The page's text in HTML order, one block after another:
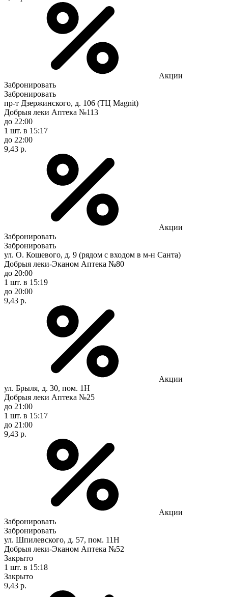
Акции
Забронировать
Забронировать
пр-т Дзержинского, д. 106 (ТЦ Magnit)
Добрыя леки Аптека №113
до 22:00
1 шт. в 15:17
до 22:00
9,43 р.
Акции
Забронировать
Забронировать
ул. О. Кошевого, д. 9 (рядом с входом в м-н Санта)
Добрыя леки-Эканом Аптека №80
до 20:00
1 шт. в 15:19
до 20:00
9,43 р.
Акции
ул. Брыля, д. 30, пом. 1Н
Добрыя леки Аптека №25
до 21:00
1 шт. в 15:17
до 21:00
9,43 р.
Акции
Забронировать
Забронировать
ул. Шпилевского, д. 57, пом. 11Н
Добрыя леки-Эканом Аптека №52
Закрыто
1 шт. в 15:18
Закрыто
9,43 р.